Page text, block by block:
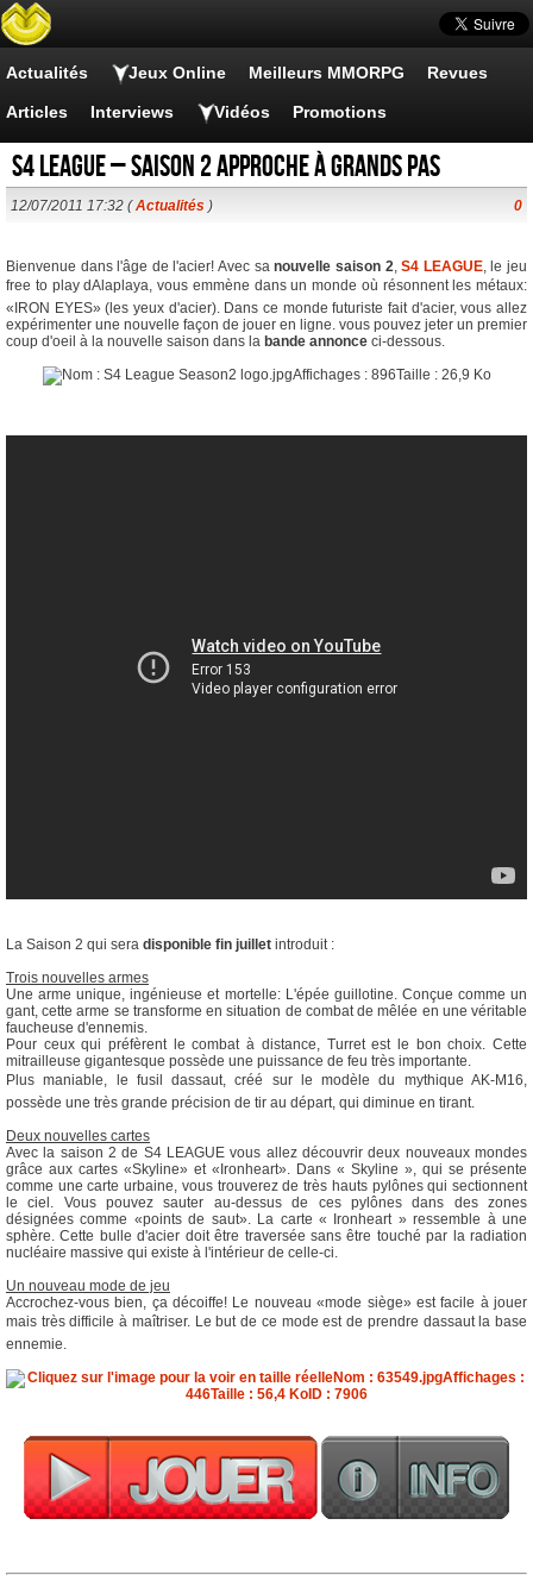
Actualités Jeux Online Meilleurs MMORPG Revues
Articles Interviews Vidéos Promotions
S4 League – Saison 2 approche à grands pas
12/07/2011 17:32 (Actualités ) 0
Bienvenue dans l'âge de l'acier! Avec sanouvelle saison 2,S4 LEAGUE, le jeu
free to play dAlaplaya, vous emmène dans un monde où résonnent les métaux:
«IRON EYES» (les yeux d'acier). Dans ce monde futuriste fait d'acier, vous allez
expérimenter une nouvelle façon de jouer en ligne. vous pouvez jeter un premier
coup d'oeil à la nouvelle saison dans la bande annonce ci-dessous.
La Saison 2 qui sera disponible fin juillet introduit :
Trois nouvelles armes
Une arme unique, ingénieuse et mortelle: L'épée guillotine. Conçue comme un
gant, cette arme se transforme en situation de combat de mêlée en une véritable
faucheuse d'ennemis.
Pour ceux qui préfèrent le combat à distance, Turret est le bon choix. Cette
mitrailleuse gigantesque possède une puissance de feu très importante.
Plus maniable, le fusil dassaut, créé sur le modèle du mythique AK-M16,
possède une très grande précision de tir au départ, qui diminue en tirant.
Deux nouvelles cartes
Avec la saison 2 de S4 LEAGUE vous allez découvrir deux nouveaux mondes
grâce aux cartes «Skyline» et «Ironheart». Dans « Skyline », qui se présente
comme une carte urbaine, vous trouverez de très hauts pylônes qui sectionnent
le ciel. Vous pouvez sauter au-dessus de ces pylônes dans des zones
désignées comme «points de saut». La carte « Ironheart » ressemble à une
sphère. Cette bulle d'acier doit être traversée sans être touché par la radiation
nucléaire massive qui existe à l'intérieur de celle-ci.
Un nouveau mode de jeu
Accrochez-vous bien, ça décoiffe! Le nouveau «mode siège» est facile à jouer
mais très difficile à maîtriser. Le but de ce mode est de prendre dassaut la base
ennemie.